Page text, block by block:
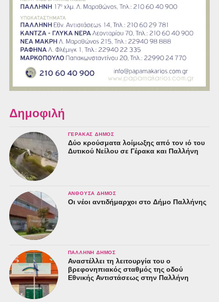
Δημοφιλή
ΓΈΡΑΚΑΣ ΔΉΜΟΣ
Δύο κρούσματα λοίμωξης από τον ιό του
Δυτικού Νείλου σε Γέρακα και Παλλήνη
ΑΝΘΟΎΣΑ ΔΉΜΟΣ
Οι νέοι αντιδήμαρχοι στο Δήμο Παλλήνης
ΠΑΛΛΉΝΗ ΔΉΜΟΣ
Αναστέλλει τη λειτουργία του ο
βρεφονηπιακός σταθμός της οδού
Εθνικής Αντιστάσεως στην Παλλήνη